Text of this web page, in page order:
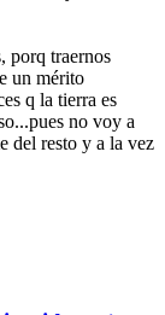
porq traernos
un mérito
q la tierra es
no voy a
del resto y a la vez